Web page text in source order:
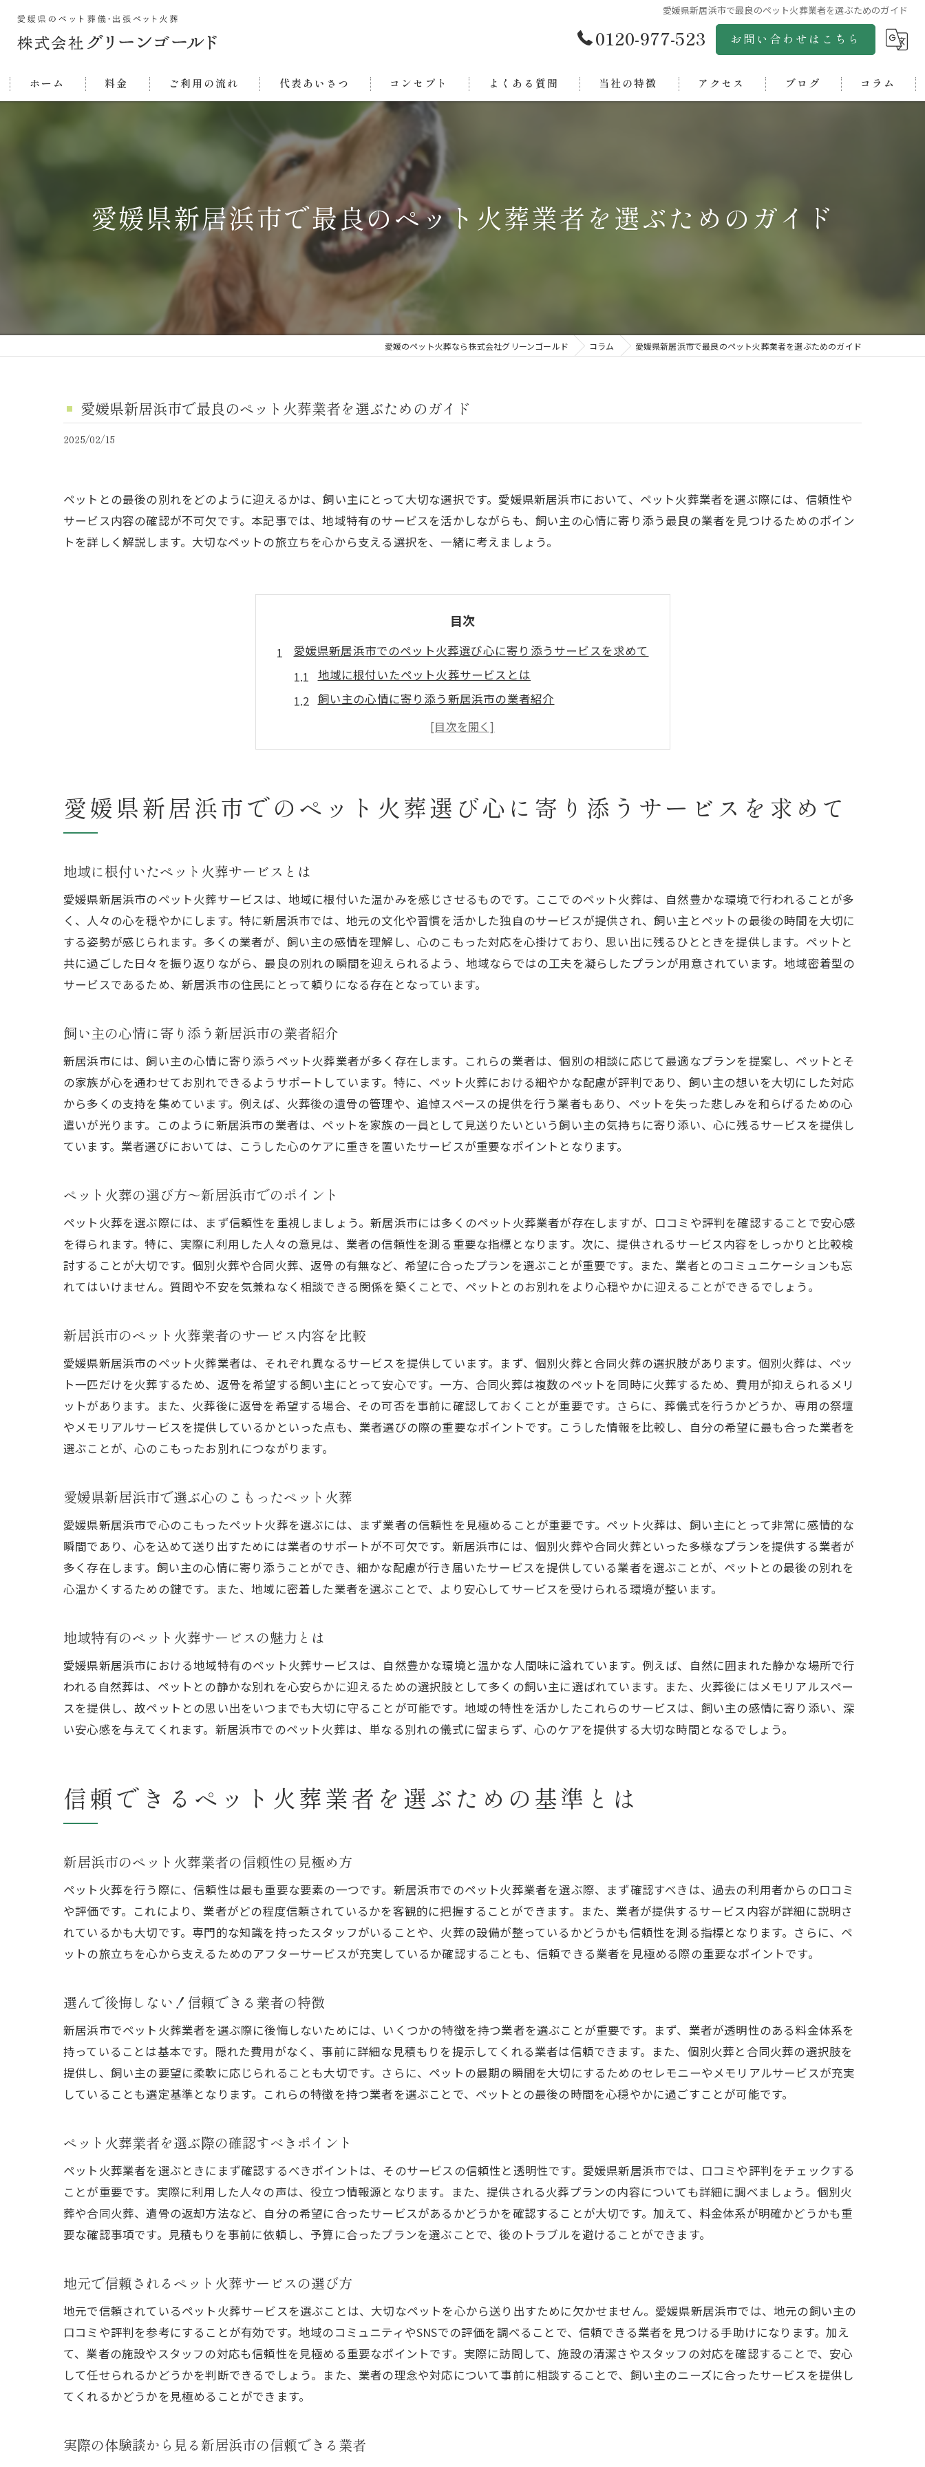
愛媛県新居浜市で最良のペット火葬業者を選ぶためのガイド
0120-977-523 お問い合わせはこちら
ホーム 料金 ご利用の流れ 代表あいさつ コンセプト よくある質問 当社の特徴
東温市のペット火葬
アクセス
四国ペットセレモニーオアシス
砥部ペットセレモニー
ブログ コラム
愛媛県新居浜市で最良のペット火葬業者を選ぶためのガイド
愛媛のペット火葬なら株式会社グリーンゴールド コラム 愛媛県新居浜市で最良のペット火葬業者を選ぶためのガイド
愛媛県新居浜市で最良のペット火葬業者を選ぶためのガイド
2025/02/15
ペットとの最後の別れをどのように迎えるかは、飼い主にとって大切な選択です。愛媛県新居浜市において、ペット火葬業者を選ぶ際には、信頼性や
サービス内容の確認が不可欠です。本記事では、地域特有のサービスを活かしながらも、飼い主の心情に寄り添う最良の業者を見つけるためのポイン
トを詳しく解説します。大切なペットの旅立ちを心から支える選択を、一緒に考えましょう。
目次
愛媛県新居浜市でのペット火葬選び心に寄り添うサービスを求めて
地域に根付いたペット火葬サービスとは
飼い主の心情に寄り添う新居浜市の業者紹介
ペット火葬の選び方～新居浜市でのポイント
新居浜市のペット火葬業者のサービス内容を比較
地域特有のペット火葬サービスの魅力とは
信頼できるペット火葬業者を選ぶための基準とは
ペット火葬業者を選ぶ際の確認すべきポイント
地元で信頼されるペット火葬サービスの選び方
実際の体験談から見る新居浜市の信頼できる業者
信頼の基準：新居浜市のペット火葬業者の選び方
新居浜市でのペット火葬信頼性とサービス内容の重要性
サービス内容が重要な理由とは？
ペット火葬の信頼性を高めるためのチェックリスト
新居浜市のペット火葬業者の実際のサービス内容
ペット火葬業者選びにおけるサービスの役割
愛媛県新居浜市での信頼性あるサービスの探し方
ペット火葬がもたらす心の安らぎと業者選びのポイント
業者選びがもたらす心の安定とは
新居浜市での心温まるペット火葬の選択肢
ペット火葬が飼い主に与える心理的効果
新居浜市の業者選びの重要なポイント
心温まるペット火葬サービス新居浜市の特徴を活かして
地域に密着した心温まる火葬サービス
新居浜市のペット火葬の特徴とサービス内容
温かいサポートを提供するペット火葬業者
新居浜市の心温まるペット火葬事例
大切なペットの旅立ちを支える新居浜市の火葬業者選び
新居浜市のペット火葬業者が提供する安心感
ペット火葬業者が大切な旅立ちを支える理由
新居浜市でのペット火葬の流れと選び方
ペットの旅立ちを心から支える業者選び
大切な存在を見送る新居浜市の火葬サービス
ペット火葬業者の評判はどう選ぶ？新居浜市における考察
新居浜市のペット火葬業者の評判と選び方
評判で選ぶ新居浜市のペット火葬業者の特徴
実際の利用者の声から見る新居浜市の業者選び
新居浜市のペット火葬業者の評判を左右する要素
新居浜市でペット火葬業者を選ぶ際の落とし穴
ペット火葬業者選びで避けるべきこと
新居浜市におけるペット火葬サービスの注意事項
失敗しないペット火葬業者選びのために
愛媛県新居浜市でのペット火葬選び心に寄り添うサービスを求めて
地域に根付いたペット火葬サービスとは
愛媛県新居浜市のペット火葬サービスは、地域に根付いた温かみを感じさせるものです。ここでのペット火葬は、自然豊かな環境で行われることが多
く、人々の心を穏やかにします。特に新居浜市では、地元の文化や習慣を活かした独自のサービスが提供され、飼い主とペットの最後の時間を大切に
する姿勢が感じられます。多くの業者が、飼い主の感情を理解し、心のこもった対応を心掛けており、思い出に残るひとときを提供します。ペットと
共に過ごした日々を振り返りながら、最良の別れの瞬間を迎えられるよう、地域ならではの工夫を凝らしたプランが用意されています。地域密着型の
サービスであるため、新居浜市の住民にとって頼りになる存在となっています。
飼い主の心情に寄り添う新居浜市の業者紹介
新居浜市には、飼い主の心情に寄り添うペット火葬業者が多く存在します。これらの業者は、個別の相談に応じて最適なプランを提案し、ペットとそ
の家族が心を通わせてお別れできるようサポートしています。特に、ペット火葬における細やかな配慮が評判であり、飼い主の想いを大切にした対応
から多くの支持を集めています。例えば、火葬後の遺骨の管理や、追悼スペースの提供を行う業者もあり、ペットを失った悲しみを和らげるための心
遣いが光ります。このように新居浜市の業者は、ペットを家族の一員として見送りたいという飼い主の気持ちに寄り添い、心に残るサービスを提供し
ています。業者選びにおいては、こうした心のケアに重きを置いたサービスが重要なポイントとなります。
ペット火葬の選び方～新居浜市でのポイント
ペット火葬を選ぶ際には、まず信頼性を重視しましょう。新居浜市には多くのペット火葬業者が存在しますが、口コミや評判を確認することで安心感
を得られます。特に、実際に利用した人々の意見は、業者の信頼性を測る重要な指標となります。次に、提供されるサービス内容をしっかりと比較検
討することが大切です。個別火葬や合同火葬、返骨の有無など、希望に合ったプランを選ぶことが重要です。また、業者とのコミュニケーションも忘
れてはいけません。質問や不安を気兼ねなく相談できる関係を築くことで、ペットとのお別れをより心穏やかに迎えることができるでしょう。
新居浜市のペット火葬業者のサービス内容を比較
愛媛県新居浜市のペット火葬業者は、それぞれ異なるサービスを提供しています。まず、個別火葬と合同火葬の選択肢があります。個別火葬は、ペッ
ト一匹だけを火葬するため、返骨を希望する飼い主にとって安心です。一方、合同火葬は複数のペットを同時に火葬するため、費用が抑えられるメリ
ットがあります。また、火葬後に返骨を希望する場合、その可否を事前に確認しておくことが重要です。さらに、葬儀式を行うかどうか、専用の祭壇
やメモリアルサービスを提供しているかといった点も、業者選びの際の重要なポイントです。こうした情報を比較し、自分の希望に最も合った業者を
選ぶことが、心のこもったお別れにつながります。
愛媛県新居浜市で選ぶ心のこもったペット火葬
愛媛県新居浜市で心のこもったペット火葬を選ぶには、まず業者の信頼性を見極めることが重要です。ペット火葬は、飼い主にとって非常に感情的な
瞬間であり、心を込めて送り出すためには業者のサポートが不可欠です。新居浜市には、個別火葬や合同火葬といった多様なプランを提供する業者が
多く存在します。飼い主の心情に寄り添うことができ、細かな配慮が行き届いたサービスを提供している業者を選ぶことが、ペットとの最後の別れを
心温かくするための鍵です。また、地域に密着した業者を選ぶことで、より安心してサービスを受けられる環境が整います。
地域特有のペット火葬サービスの魅力とは
愛媛県新居浜市における地域特有のペット火葬サービスは、自然豊かな環境と温かな人間味に溢れています。例えば、自然に囲まれた静かな場所で行
われる自然葬は、ペットとの静かな別れを心安らかに迎えるための選択肢として多くの飼い主に選ばれています。また、火葬後にはメモリアルスペー
スを提供し、故ペットとの思い出をいつまでも大切に守ることが可能です。地域の特性を活かしたこれらのサービスは、飼い主の感情に寄り添い、深
い安心感を与えてくれます。新居浜市でのペット火葬は、単なる別れの儀式に留まらず、心のケアを提供する大切な時間となるでしょう。
信頼できるペット火葬業者を選ぶための基準とは
新居浜市のペット火葬業者の信頼性の見極め方
ペット火葬を行う際に、信頼性は最も重要な要素の一つです。新居浜市でのペット火葬業者を選ぶ際、まず確認すべきは、過去の利用者からの口コミ
や評価です。これにより、業者がどの程度信頼されているかを客観的に把握することができます。また、業者が提供するサービス内容が詳細に説明さ
れているかも大切です。専門的な知識を持ったスタッフがいることや、火葬の設備が整っているかどうかも信頼性を測る指標となります。さらに、ペ
ットの旅立ちを心から支えるためのアフターサービスが充実しているか確認することも、信頼できる業者を見極める際の重要なポイントです。
選んで後悔しない！信頼できる業者の特徴
新居浜市でペット火葬業者を選ぶ際に後悔しないためには、いくつかの特徴を持つ業者を選ぶことが重要です。まず、業者が透明性のある料金体系を
持っていることは基本です。隠れた費用がなく、事前に詳細な見積もりを提示してくれる業者は信頼できます。また、個別火葬と合同火葬の選択肢を
提供し、飼い主の要望に柔軟に応じられることも大切です。さらに、ペットの最期の瞬間を大切にするためのセレモニーやメモリアルサービスが充実
していることも選定基準となります。これらの特徴を持つ業者を選ぶことで、ペットとの最後の時間を心穏やかに過ごすことが可能です。
ペット火葬業者を選ぶ際の確認すべきポイント
ペット火葬業者を選ぶときにまず確認するべきポイントは、そのサービスの信頼性と透明性です。愛媛県新居浜市では、口コミや評判をチェックする
ことが重要です。実際に利用した人々の声は、役立つ情報源となります。また、提供される火葬プランの内容についても詳細に調べましょう。個別火
葬や合同火葬、遺骨の返却方法など、自分の希望に合ったサービスがあるかどうかを確認することが大切です。加えて、料金体系が明確かどうかも重
要な確認事項です。見積もりを事前に依頼し、予算に合ったプランを選ぶことで、後のトラブルを避けることができます。
地元で信頼されるペット火葬サービスの選び方
地元で信頼されているペット火葬サービスを選ぶことは、大切なペットを心から送り出すために欠かせません。愛媛県新居浜市では、地元の飼い主の
口コミや評判を参考にすることが有効です。地域のコミュニティやSNSでの評価を調べることで、信頼できる業者を見つける手助けになります。加え
て、業者の施設やスタッフの対応も信頼性を見極める重要なポイントです。実際に訪問して、施設の清潔さやスタッフの対応を確認することで、安心
して任せられるかどうかを判断できるでしょう。また、業者の理念や対応について事前に相談することで、飼い主のニーズに合ったサービスを提供し
てくれるかどうかを見極めることができます。
実際の体験談から見る新居浜市の信頼できる業者